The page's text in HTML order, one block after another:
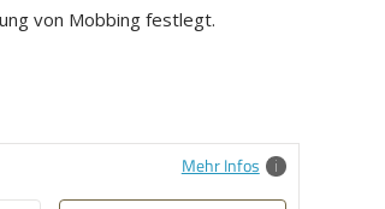
von Mobbing festlegt.
Mehr Infos